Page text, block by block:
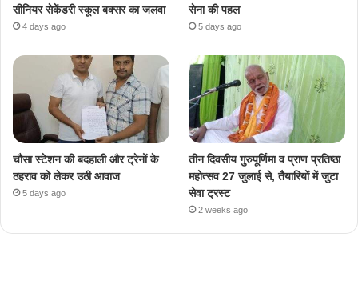
सीनियर सेकेंडरी स्कूल बक्सर का जलवा
4 days ago
सेना की पहल
5 days ago
चौसा स्टेशन की बदहाली और ट्रेनों के
ठहराव को लेकर उठी आवाज
5 days ago
तीन दिवसीय गुरुपूर्णिमा व प्राण प्रतिष्ठा
महोत्सव 27 जुलाई से, तैयारियों में जुटा
सेवा ट्रस्ट
2 weeks ago